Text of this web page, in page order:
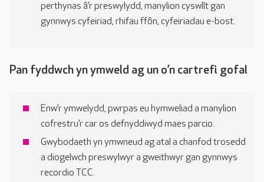
perthynas â’r preswylydd, manylion cyswllt gan
gynnwys cyfeiriad, rhifau ffôn, cyfeiriadau e-bost.
Pan fyddwch yn ymweld ag un o’n cartrefi gofal
Enw’r ymwelydd, pwrpas eu hymweliad a manylion
cofrestru’r car os defnyddiwyd maes parcio.
Gwybodaeth yn ymwneud ag atal a chanfod trosedd
a diogelwch preswylwyr a gweithwyr gan gynnwys
recordio TCC.